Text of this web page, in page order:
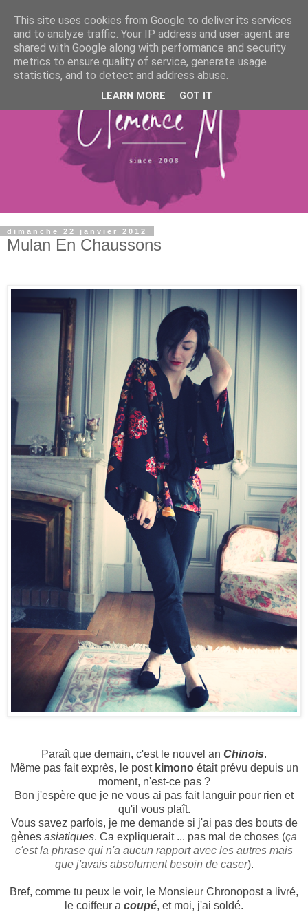
dimanche 22 janvier 2012
Mulan En Chaussons
Paraît que demain, c'est le nouvel an Chinois.
Même pas fait exprès, le post kimonoétait prévu depuis un
moment, n'est-ce pas ?
Bon j'espère que je ne vous ai pas fait languir pour rien et
qu'il vous plaît.
Vous savez parfois, je me demande si j'ai pas des bouts de
gènes asiatiques. Ca expliquerait ... pas mal de choses (ça
c'est la phrase qui n'a aucun rapport avec les autres mais
que j'avais absolument besoin de caser).
Bref, comme tu peux le voir, le Monsieur Chronopost a livré,
le coiffeur a coupé, et moi, j'ai soldé.
This site uses cookies from Google to deliver its services
and to analyze traffic. Your IP address and user-agent are
shared with Google along with performance and security
metrics to ensure quality of service, generate usage
statistics, and to detect and address abuse.
LEARN MORE GOT IT